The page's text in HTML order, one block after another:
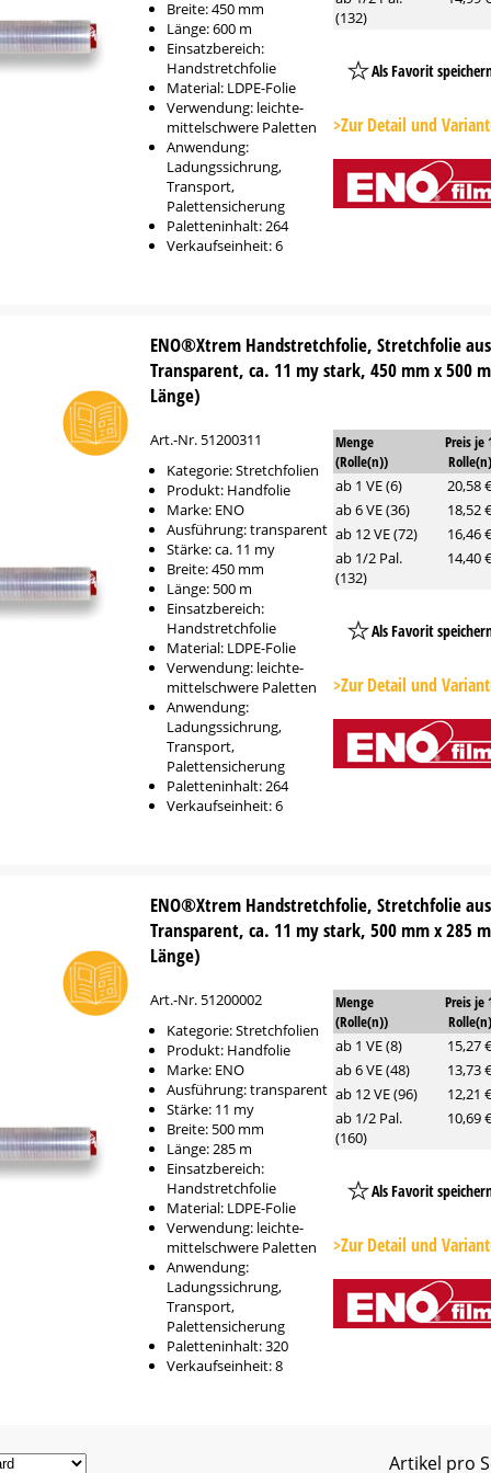
Breite: 450 mm
Länge: 600 m
Einsatzbereich:
Handstretchfolie
Material: LDPE-Folie
Verwendung: leichte-
mittelschwere Paletten
Anwendung:
Ladungssichrung,
Transport,
Palettensicherung
Paletteninhalt: 264
Verkaufseinheit: 6
(132)
Als Favorit
Button
>Zur Detail und
ENO®Xtrem Handstretchfolie, Stretchfolie
Transparent, ca. 11 my stark, 450 mm x 500
Länge)
Art.-Nr. 51200311
Kategorie: Stretchfolien
Produkt: Handfolie
Marke: ENO
Ausführung: transparent
Stärke: ca. 11 my
Breite: 450 mm
Länge: 500 m
Einsatzbereich:
Handstretchfolie
Material: LDPE-Folie
Verwendung: leichte-
mittelschwere Paletten
Anwendung:
Ladungssichrung,
Transport,
Palettensicherung
Paletteninhalt: 264
Verkaufseinheit: 6
Menge
(Rolle(n))
Preis je
Rolle(n)
ab 1 VE (6)
20,58
ab 6 VE (36)
18,52
ab 12 VE (72)
16,46
ab 1/2 Pal.
(132)
14,40
Als Favorit
Button
>Zur Detail und
ENO®Xtrem Handstretchfolie, Stretchfolie
Transparent, ca. 11 my stark, 500 mm x 285
Länge)
Art.-Nr. 51200002
Kategorie: Stretchfolien
Produkt: Handfolie
Marke: ENO
Ausführung: transparent
Stärke: 11 my
Breite: 500 mm
Länge: 285 m
Einsatzbereich:
Handstretchfolie
Material: LDPE-Folie
Verwendung: leichte-
mittelschwere Paletten
Anwendung:
Ladungssichrung,
Transport,
Palettensicherung
Paletteninhalt: 320
Verkaufseinheit: 8
Menge
(Rolle(n))
Preis je
Rolle(n)
ab 1 VE (8)
15,27
ab 6 VE (48)
13,73
ab 12 VE (96)
12,21
ab 1/2 Pal.
(160)
10,69
Als Favorit
Button
>Zur Detail und
Artikel pro